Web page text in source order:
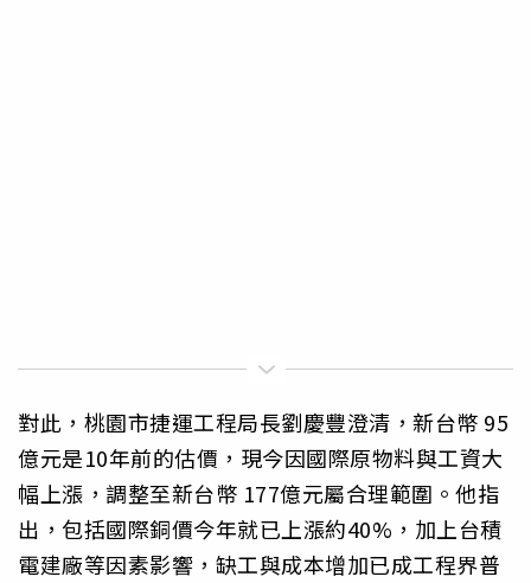
對此，桃園市捷運工程局長劉慶豐澄清，新台幣 95
億元是10年前的估價，現今因國際原物料與工資大
幅上漲，調整至新台幣 177億元屬合理範圍。他指
出，包括國際銅價今年就已上漲約40%，加上台積
電建廠等因素影響，缺工與成本增加已成工程界普